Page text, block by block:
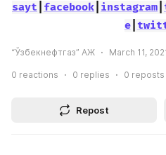
sayt facebook instagram
e|
“Ўзбекнефтгаз” АЖ March 11,
0 reactions 0 replies 0 reposts
Repost